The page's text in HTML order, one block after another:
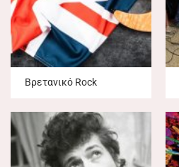
Βρετανικό Rock